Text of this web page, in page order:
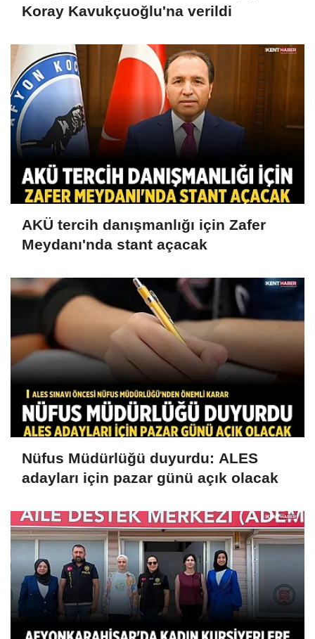
Koray Kavukçuoğlu'na verildi
AKÜ tercih danışmanlığı için Zafer
Meydanı'nda stant açacak
Nüfus Müdürlüğü duyurdu: ALES
adayları için pazar günü açık olacak